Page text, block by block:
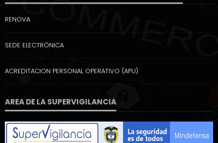
RENOVA
SEDE ELECTRÓNICA
ACREDITACION PERSONAL OPERATIVO (APU)
AREA DE LA SUPERVIGILANCIA